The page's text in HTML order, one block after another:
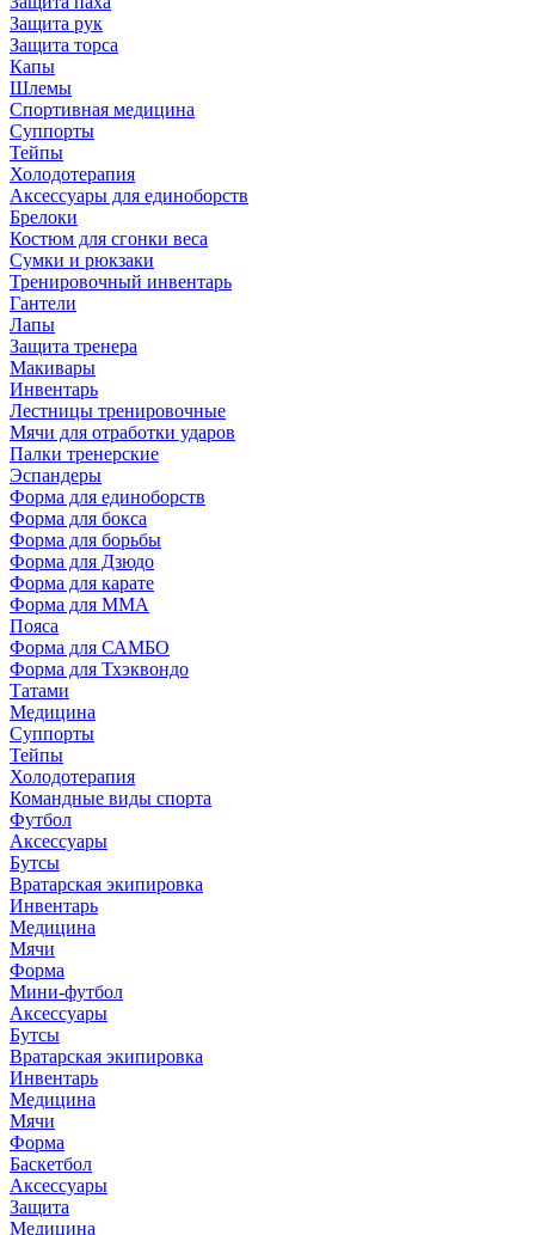
Защита рук
Защита торса
Капы
Шлемы
Спортивная медицина
Суппорты
Тейпы
Холодотерапия
Аксессуары для единоборств
Брелоки
Костюм для сгонки веса
Сумки и рюкзаки
Тренировочный инвентарь
Гантели
Лапы
Защита тренера
Макивары
Инвентарь
Лестницы тренировочные
Мячи для отработки ударов
Палки тренерские
Эспандеры
Форма для единоборств
Форма для бокса
Форма для борьбы
Форма для Дзюдо
Форма для карате
Форма для MMA
Пояса
Форма для САМБО
Форма для Тхэквондо
Татами
Медицина
Суппорты
Тейпы
Холодотерапия
Командные виды спорта
Футбол
Аксессуары
Бутсы
Вратарская экипировка
Инвентарь
Медицина
Мячи
Форма
Мини-футбол
Аксессуары
Бутсы
Вратарская экипировка
Инвентарь
Медицина
Мячи
Форма
Баскетбол
Аксессуары
Защита
Медицина